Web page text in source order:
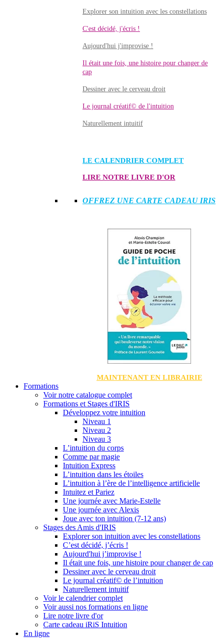
Explorer son intuition avec les constellations
C'est décidé, j'écris !
Aujourd'hui j'improvise !
Il était une fois, une histoire pour changer de
cap
Dessiner avec le cerveau droit
Le journal créatif© de l'intuition
Naturellement intuitif
LE CALENDRIER COMPLET
LIRE NOTRE LIVRE D'OR
OFFREZ UNE CARTE CADEAU IRIS
MAINTENANT EN LIBRAIRIE
Formations
Voir notre catalogue complet
Formations et Stages d'IRIS
Développez votre intuition
Niveau 1
Niveau 2
Niveau 3
L’intuition du corps
Comme par magie
Intuition Express
L’intuition dans les étoiles
L’intuition à l’ère de l’intelligence artificielle
Intuitez et Pariez
Une journée avec Marie-Estelle
Une journée avec Alexis
Joue avec ton intuition (7-12 ans)
Stages des Amis d'IRIS
Explorer son intuition avec les constellations
C’est décidé, j’écris !
Aujourd'hui j’improvise !
Il était une fois, une histoire pour changer de cap
Dessiner avec le cerveau droit
Le journal créatif© de l’intuition
Naturellement intuitif
Voir le calendrier complet
Voir aussi nos formations en ligne
Lire notre livre d'or
Carte cadeau iRiS Intuition
En ligne